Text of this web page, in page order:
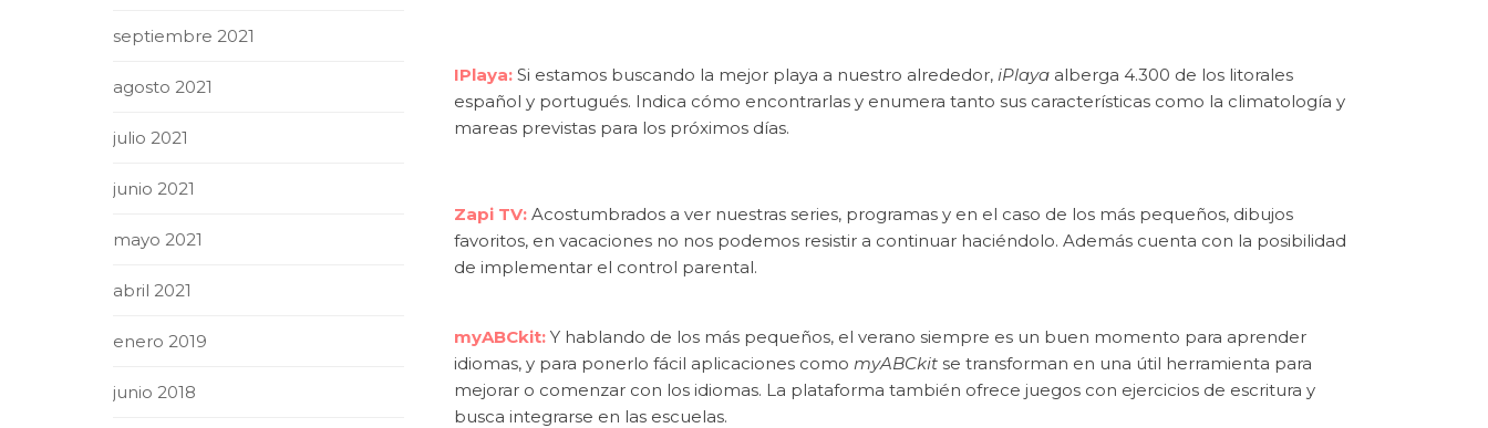
IPlaya:Si estamos buscando la mejor playa a nuestro alrededor, iPlayaalberga 4.300 de los litorales
español y portugués. Indica cómo encontrarlas y enumera tanto sus características como la climatología y
mareas previstas para los próximos días.
Zapi TV: Acostumbrados a ver nuestras series, programas y en el caso de los más pequeños, dibujos
favoritos, en vacaciones no nos podemos resistir a continuar haciéndolo. Además cuenta con la posibilidad
de implementar el control parental.
myABCkit:Y hablando de los más pequeños, el verano siempre es un buen momento para aprender
idiomas, y para ponerlo fácil aplicaciones como myABCkitse transforman en una útil herramienta para
mejorar o comenzar con los idiomas. La plataforma también ofrece juegos con ejercicios de escritura y
busca integrarse en las escuelas.
septiembre 2021
agosto 2021
julio 2021
junio 2021
mayo 2021
abril 2021
enero 2019
junio 2018